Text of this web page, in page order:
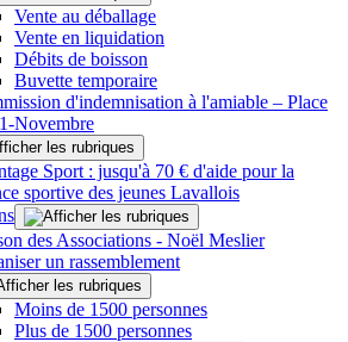
Vente au déballage
Vente en liquidation
Débits de boisson
Buvette temporaire
d'indemnisation à l'amiable – Place
Novembre
Sport : jusqu'à 70 € d'aide pour la
sportive des jeunes Lavallois
des Associations - Noël Meslier
un rassemblement
Moins de 1500 personnes
Plus de 1500 personnes